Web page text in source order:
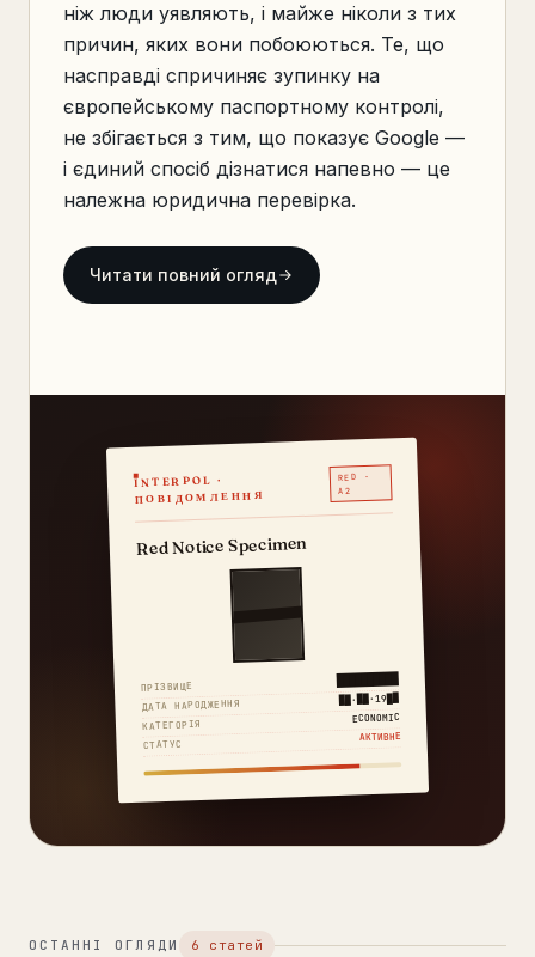
ніж люди уявляють, і майже ніколи з тих
причин, яких вони побоюються. Те, що
насправді спричиняє зупинку на
європейському паспортному контролі,
не збігається з тим, що показує Google —
і єдиний спосіб дізнатися напевно — це
належна юридична перевірка.
Читати повний огляд
INTERPOL ·
ПОВІДОМЛЕННЯ
RED ·
A2
Red Notice Specimen
ПРІЗВИЩЕ
ДАТА НАРОДЖЕННЯ ██·██·19██
КАТЕГОРІЯ
ECONOMIC
СТАТУС
АКТИВНЕ
ОСТАННІ ОГЛЯДИ 6 статей